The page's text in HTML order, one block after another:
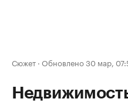
Сюжет · Обновлено 30 мар,